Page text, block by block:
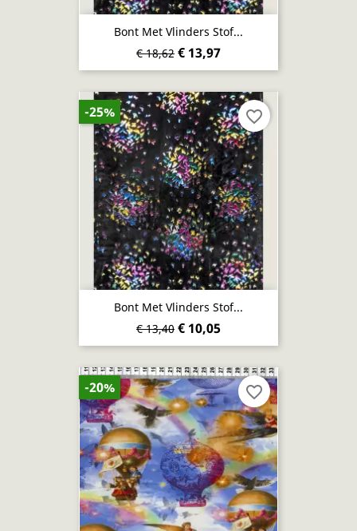
Bont Met Vlinders Stof...
€ 18,62 € 13,97
Bont Met Vlinders Stof...
€ 13,40 € 10,05
-25% favorite_border
-20% favorite_border